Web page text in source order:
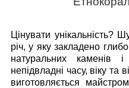
Цінувати унікальність?
річ, у яку закладено
натуральних каменів
непідвладні часу, віку
виготовляється